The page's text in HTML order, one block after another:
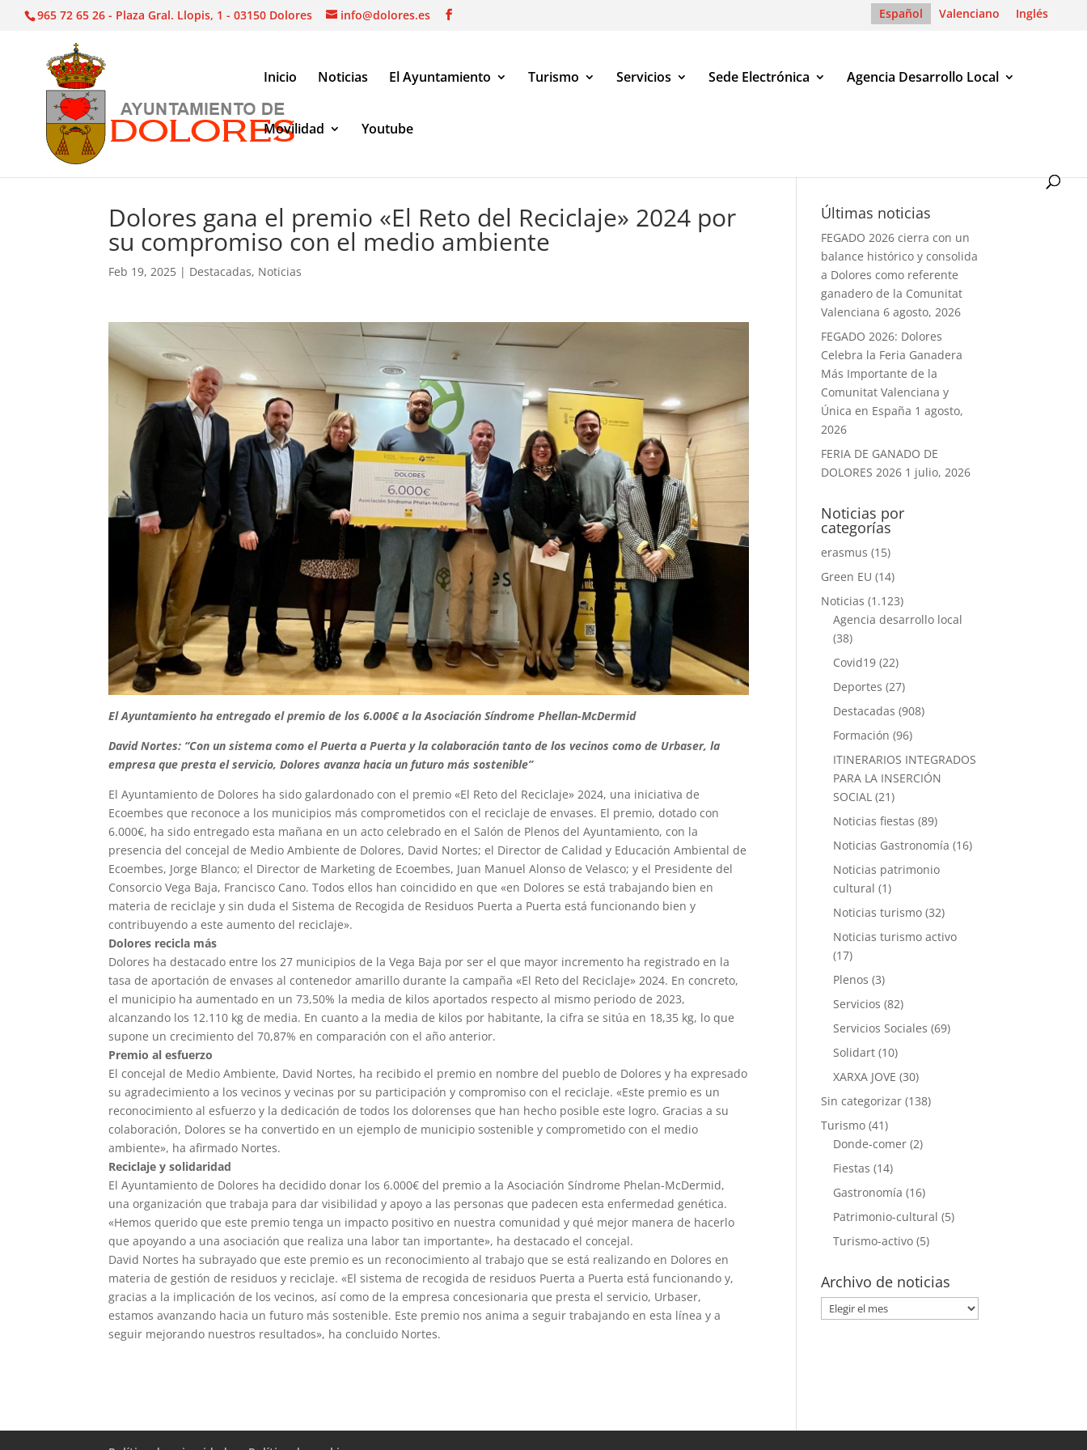
965 72 65 26 - Plaza Gral. Llopis, 1 - 03150 Dolores info@dolores.es Español Valenciano Inglés
Inicio Noticias El Ayuntamiento Turismo Servicios Sede Electrónica Agencia Desarrollo Local
Movilidad Youtube
Dolores gana el premio «El Reto del Reciclaje» 2024 por
su compromiso con el medio ambiente
Feb 19, 2025 | Destacadas, Noticias
El Ayuntamiento ha entregado el premio de los 6.000€ a la Asociación Síndrome Phellan-McDermid
David Nortes: “Con un sistema como el Puerta a Puerta y la colaboración tanto de los vecinos como de Urbaser, la
empresa que presta el servicio, Dolores avanza hacia un futuro más sostenible”
El Ayuntamiento de Dolores ha sido galardonado con el premio «El Reto del Reciclaje» 2024, una iniciativa de
Ecoembes que reconoce a los municipios más comprometidos con el reciclaje de envases. El premio, dotado con
6.000€, ha sido entregado esta mañana en un acto celebrado en el Salón de Plenos del Ayuntamiento, con la
presencia del concejal de Medio Ambiente de Dolores, David Nortes; el Director de Calidad y Educación Ambiental de
Ecoembes, Jorge Blanco; el Director de Marketing de Ecoembes, Juan Manuel Alonso de Velasco; y el Presidente del
Consorcio Vega Baja, Francisco Cano. Todos ellos han coincidido en que «en Dolores se está trabajando bien en
materia de reciclaje y sin duda el Sistema de Recogida de Residuos Puerta a Puerta está funcionando bien y
contribuyendo a este aumento del reciclaje».
Dolores recicla más
Dolores ha destacado entre los 27 municipios de la Vega Baja por ser el que mayor incremento ha registrado en la
tasa de aportación de envases al contenedor amarillo durante la campaña «El Reto del Reciclaje» 2024. En concreto,
el municipio ha aumentado en un 73,50% la media de kilos aportados respecto al mismo periodo de 2023,
alcanzando los 12.110 kg de media. En cuanto a la media de kilos por habitante, la cifra se sitúa en 18,35 kg, lo que
supone un crecimiento del 70,87% en comparación con el año anterior.
Premio al esfuerzo
El concejal de Medio Ambiente, David Nortes, ha recibido el premio en nombre del pueblo de Dolores y ha expresado
su agradecimiento a los vecinos y vecinas por su participación y compromiso con el reciclaje. «Este premio es un
reconocimiento al esfuerzo y la dedicación de todos los dolorenses que han hecho posible este logro. Gracias a su
colaboración, Dolores se ha convertido en un ejemplo de municipio sostenible y comprometido con el medio
ambiente», ha afirmado Nortes.
Reciclaje y solidaridad
El Ayuntamiento de Dolores ha decidido donar los 6.000€ del premio a la Asociación Síndrome Phelan-McDermid,
una organización que trabaja para dar visibilidad y apoyo a las personas que padecen esta enfermedad genética.
«Hemos querido que este premio tenga un impacto positivo en nuestra comunidad y qué mejor manera de hacerlo
que apoyando a una asociación que realiza una labor tan importante», ha destacado el concejal.
David Nortes ha subrayado que este premio es un reconocimiento al trabajo que se está realizando en Dolores en
materia de gestión de residuos y reciclaje. «El sistema de recogida de residuos Puerta a Puerta está funcionando y,
gracias a la implicación de los vecinos, así como de la empresa concesionaria que presta el servicio, Urbaser,
estamos avanzando hacia un futuro más sostenible. Este premio nos anima a seguir trabajando en esta línea y a
seguir mejorando nuestros resultados», ha concluido Nortes.
Últimas noticias
FEGADO 2026 cierra con un
balance histórico y consolida
a Dolores como referente
ganadero de la Comunitat
Valenciana 6 agosto, 2026
FEGADO 2026: Dolores
Celebra la Feria Ganadera
Más Importante de la
Comunitat Valenciana y
Única en España 1 agosto,
2026
FERIA DE GANADO DE
DOLORES 2026 1 julio, 2026
Noticias por
categorías
erasmus (15)
Green EU (14)
Noticias (1.123)
Agencia desarrollo local
(38)
Covid19 (22)
Deportes (27)
Destacadas (908)
Formación (96)
ITINERARIOS INTEGRADOS
PARA LA INSERCIÓN
SOCIAL (21)
Noticias fiestas (89)
Noticias Gastronomía (16)
Noticias patrimonio
cultural (1)
Noticias turismo (32)
Noticias turismo activo
(17)
Plenos (3)
Servicios (82)
Servicios Sociales (69)
Solidart (10)
XARXA JOVE (30)
Sin categorizar (138)
Turismo (41)
Donde-comer (2)
Fiestas (14)
Gastronomía (16)
Patrimonio-cultural (5)
Turismo-activo (5)
Archivo de noticias
Archivo
de